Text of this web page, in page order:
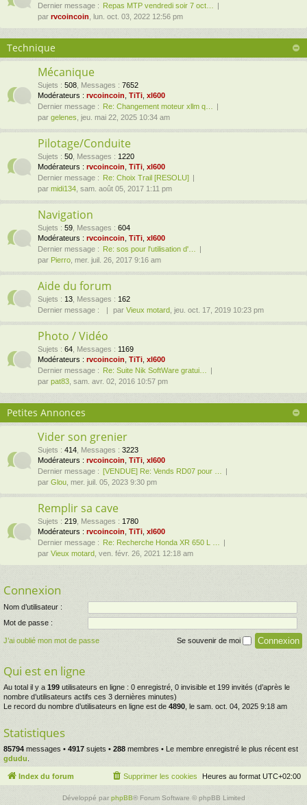
Dernier message :
Repas MTP vendredi soir 7 oct…
par rvcoincoin , lun. oct. 03, 2022 12:56 pm
Technique
Mécanique
Sujets : 508 Messages : 7652
Modérateurs : rvcoincoin TiTi xl600
Dernier message :
Re: Changement moteur xllm q…
par gelenes , jeu. mai 22, 2025 10:34 am
Pilotage/Conduite
Sujets : 50 Messages : 1220
Modérateurs : rvcoincoin TiTi xl600
Dernier message :
Re: Choix Trail [RESOLU]
par midi134 , sam. août 05, 2017 1:11 pm
Navigation
Sujets : 59 Messages : 604
Modérateurs : rvcoincoin TiTi xl600
Dernier message :
Re: sos pour l'utilisation d'…
par Pierro , mer. juil. 26, 2017 9:16 am
Aide du forum
Sujets : 13 Messages : 162
Dernier message :
par Vieux motard , jeu. oct. 17, 2019 10:23 pm
Photo / Vidéo
Sujets : 64 Messages : 1169
Modérateurs : rvcoincoin TiTi xl600
Dernier message :
Re: Suite Nik SoftWare gratui…
par pat83 , sam. avr. 02, 2016 10:57 pm
Petites Annonces
Vider son grenier
Sujets : 414 Messages : 3223
Modérateurs : rvcoincoin TiTi xl600
Dernier message : [VENDUE] Re: Vends RD07 pour …
par Glou , mer. juil. 05, 2023 9:30 pm
Remplir sa cave
Sujets : 219 Messages : 1780
Modérateurs : rvcoincoin TiTi xl600
Dernier message :
Re: Recherche Honda XR 650 L …
par Vieux motard , ven. févr. 26, 2021 12:18 am
Connexion
Nom d’utilisateur :
Mot de passe :
J’ai oublié mon mot de passe Se souvenir de moi
Qui est en ligne
Au total il y a 199 utilisateurs en ligne : 0 enregistré, 0 invisible et 199 invités (d’après le
nombre d’utilisateurs actifs ces 3 dernières minutes)
Le record du nombre d’utilisateurs en ligne est de 4890 , le sam. oct. 04, 2025 9:18 am
Statistiques
85794 messages • 4917 sujets • 288 membres • Le membre enregistré le plus récent est
gdudu
Index du forum Heures au format UTC+02:00
Supprimer les cookies
Développé par phpBB® Forum Software © phpBB Limited